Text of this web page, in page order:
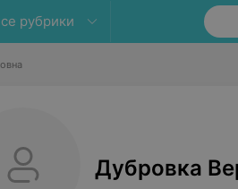
рубрики
Дубровка